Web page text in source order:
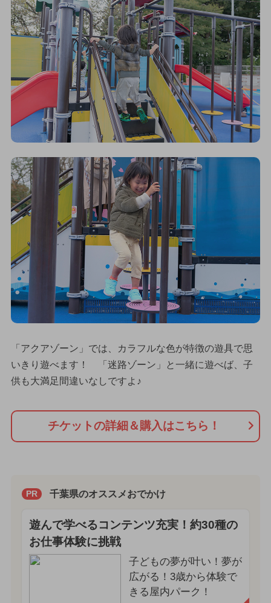
「アクアゾーン」では、カラフルな色が特徴の遊具で思
いきり遊べます！ 「迷路ゾーン」と一緒に遊べば、子
供も大満足間違いなしですよ♪
チケットの詳細＆購入はこちら！
PR 千葉県のオススメおでかけ
遊んで学べるコンテンツ充実！約30種の
お仕事体験に挑戦
子どもの夢が叶い！夢が
広がる！3歳から体験で
きる屋内パーク！